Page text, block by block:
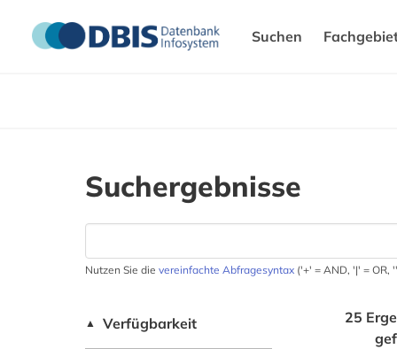
Suchen
Suchergebnisse
Nutzen Sie die vereinfachte Abfragesyntax ('+' = AND, '|' = OR,
▲ Verfügbarkeit
25